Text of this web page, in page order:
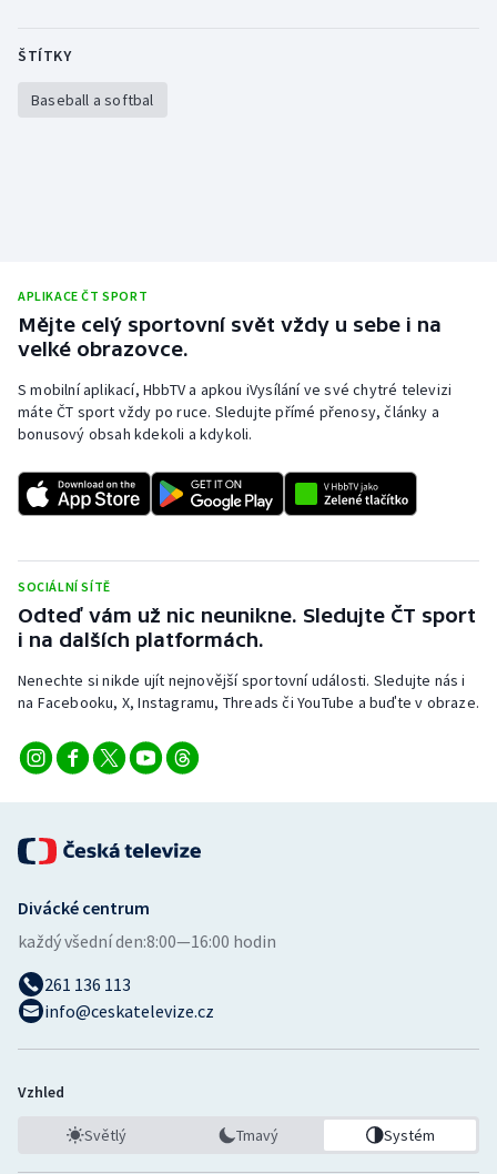
ŠTÍTKY
Baseball a softbal
APLIKACE ČT SPORT
Mějte celý sportovní svět vždy u sebe i na
velké obrazovce.
S mobilní aplikací, HbbTV a apkou iVysílání ve své chytré televizi
máte ČT sport vždy po ruce. Sledujte přímé přenosy, články a
bonusový obsah kdekoli a kdykoli.
SOCIÁLNÍ SÍTĚ
Odteď vám už nic neunikne. Sledujte ČT sport
i na dalších platformách.
Nenechte si nikde ujít nejnovější sportovní události. Sledujte nás i
na Facebooku, X, Instagramu, Threads či YouTube a buďte v obraze.
Divácké centrum
každý všední den:8:00—16:00 hodin
261 136 113
info@ceskatelevize.cz
Vzhled
Světlý Tmavý Systém